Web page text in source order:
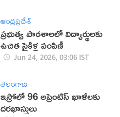
ఆంధ్రప్రదేశ్
ప్రభుత్వ పాఠశాలలో విద్యార్థులకు
ఉచిత సైకిళ్ల పంపిణీ
Jun 24, 2026, 03:06 IST
తెలంగాణ
ఇస్రోలో 96 అప్రెంటిస్ ఖాళీలకు
దరఖాస్తులు